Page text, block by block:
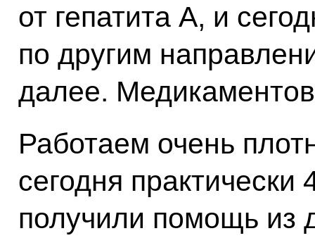
от гепатита А, и
по другим
далее.
Работаем очень
сегодня практически
получили помощь из